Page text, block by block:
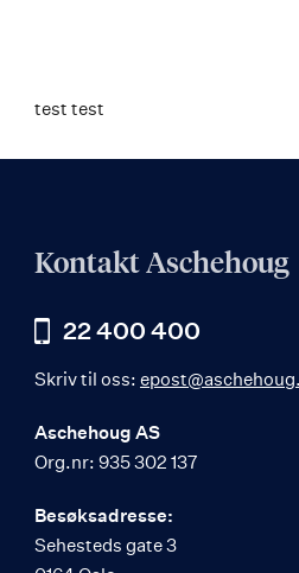
test test
Kontakt Aschehoug
22 400 400
Skriv til oss:
Aschehoug AS
Org.nr: 935 302 137
Besøksadresse:
Sehesteds gate 3